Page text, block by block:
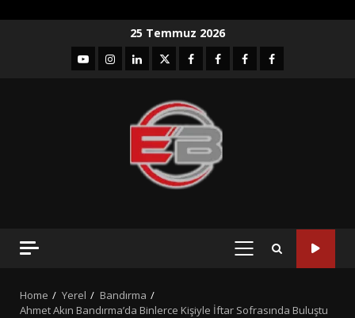
25 Temmuz 2026
YouTubeInstagram
LinkedIntwitterfacebook-Facebook-
Facebook-Facebook-
PRIMARY
Home Yerel
Bandırma
Ahmet Akın Bandırma’da Binlerce Kişiyle İftar Sofrasında Buluştu